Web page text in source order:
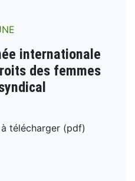
internationale
des femmes
télécharger (pdf)